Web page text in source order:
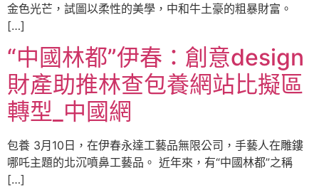
金色光芒，試圖以柔性的美學，中和牛土豪的粗暴財富。
[…]
“中國林都”伊春：創意design
財產助推林查包養網站比擬區
轉型_中國網
包養 3月10日，在伊春永達工藝品無限公司，手藝人在雕鏤
哪吒主題的北沉噴鼻工藝品。 近年來，有“中國林都”之稱
[…]